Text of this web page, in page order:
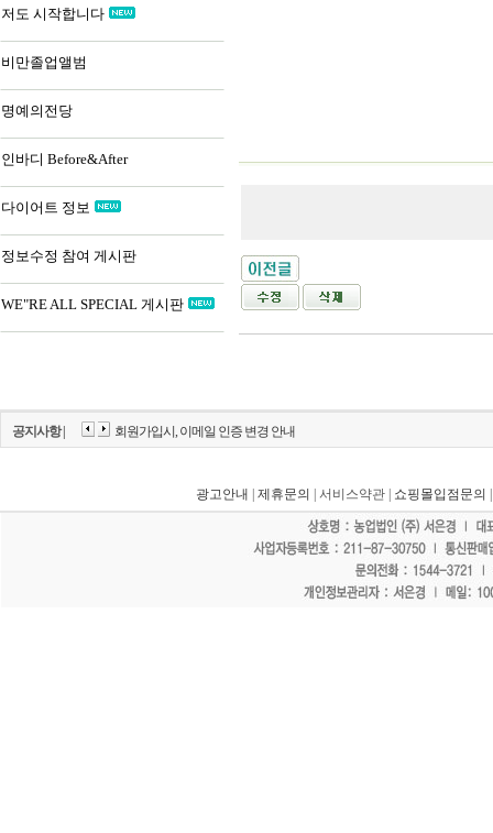
저도 시작합니다
비만졸업앨범
명예의전당
인바디 Before&After
다이어트 정보
정보수정 참여 게시판
WE"RE ALL SPECIAL 게시판
공지사항 | 회원가입시, 이메일 인증 변경 안내
광고안내 제휴문의 | 서비스약관 | 쇼핑몰입점문의
"홈페이지 모든 게시물에